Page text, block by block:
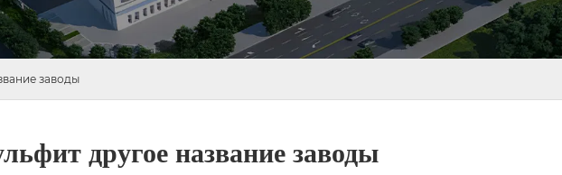
заводы
другое название заводы